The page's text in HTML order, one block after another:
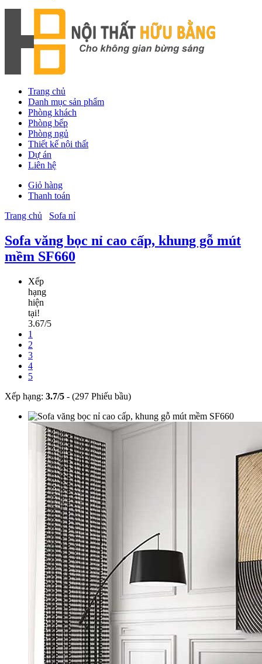
Trang chủ
Danh mục sản phẩm
Phòng khách
Phòng bếp
Phòng ngủ
Thiết kế nội thất
Dự án
Liên hệ
Giỏ hàng
Thanh toán
Trang chủ
Sofa nỉ
Sofa văng bọc nỉ cao cấp, khung gỗ mút
mềm SF660
Xếp
hạng
hiện
tại!
3.67/5
1
2
3
4
5
Xếp hạng: 3.7/5 - (297 Phiếu bầu)